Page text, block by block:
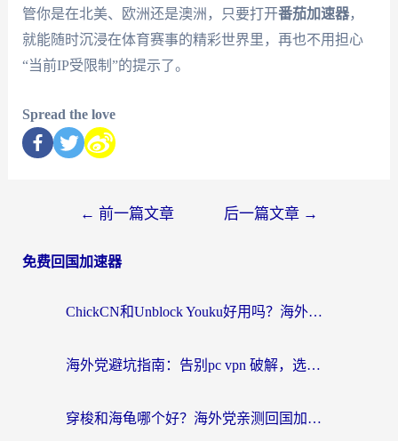
管你是在北美、欧洲还是澳洲，只要打开番茄加速器，
就能随时沉浸在体育赛事的精彩世界里，再也不用担心
“当前IP受限制”的提示了。
Spread the love
← 前一篇文章 后一篇文章 →
免费回国加速器
ChickCN和Unblock Youku好用吗？海外党亲测3款回国加速器，附iOS免费选择指南
海外党避坑指南：告别pc vpn 破解，选对回国加速器轻松访问国内资源
穿梭和海龟哪个好？海外党亲测回国加速器，附电脑免费VPN推荐